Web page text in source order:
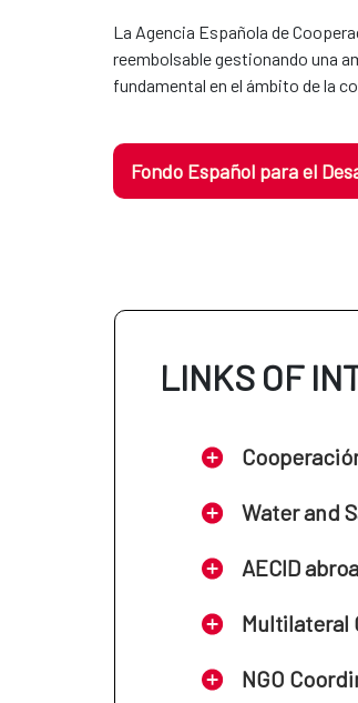
La Agencia Española de
reembolsable gestionando una
fundamental en el ámbito de la
Fondo Español para el
LINKS OF
Water and
AECID
Multilateral
NGO